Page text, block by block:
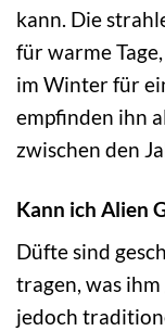
kann. Die
für warme
im Winter für
empfinden ihn
zwischen den
Kann ich Alien
Düfte sind
tragen, was
jedoch